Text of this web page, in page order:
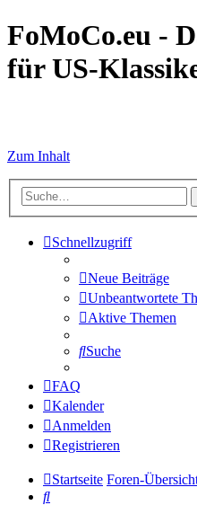
FoMoCo.eu -
für US-
Zum Inhalt
Schnellzugriff
Neue Beiträge
Unbeantwortete
Aktive Themen
Suche
FAQ
Kalender
Anmelden
Registrieren
Startseite Foren-
Suche